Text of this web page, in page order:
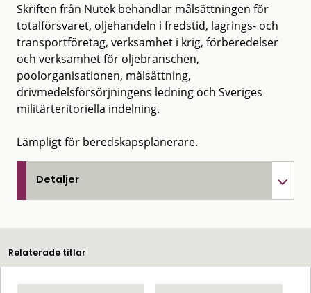
Skriften från Nutek behandlar målsättningen för
totalförsvaret, oljehandeln i fredstid, lagrings- och
transportföretag, verksamhet i krig, förberedelser
och verksamhet för oljebranschen,
poolorganisationen, målsättning,
drivmedelsförsörjningens ledning och Sveriges
militärteritoriella indelning.
Lämpligt för beredskapsplanerare.
Detaljer
Relaterade titlar